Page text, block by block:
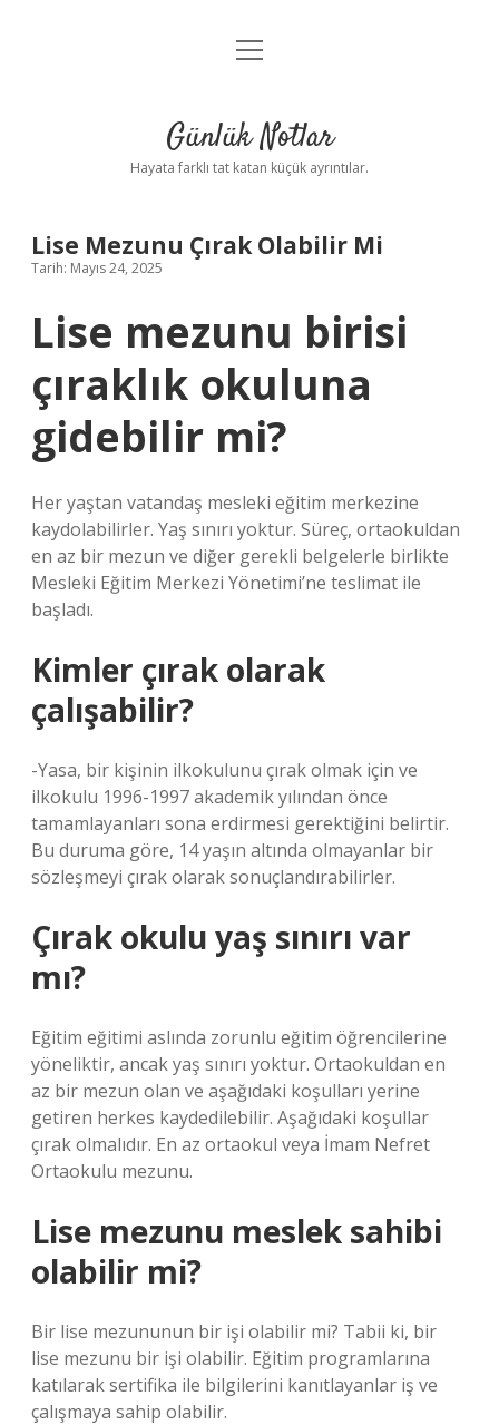
Anasayfa
Yasal Uyarı
menüyü
Günlük Notlar
Hayata farklı tat katan küçük ayrıntılar.
Lise Mezunu Çırak Olabilir Mi
Tarih: Mayıs 24, 2025
Lise mezunu birisi
çıraklık okuluna
gidebilir mi?
Her yaştan vatandaş mesleki eğitim merkezine
kaydolabilirler. Yaş sınırı yoktur. Süreç, ortaokuldan
en az bir mezun ve diğer gerekli belgelerle birlikte
Mesleki Eğitim Merkezi Yönetimi’ne teslimat ile
başladı.
Kimler çırak olarak
çalışabilir?
-Yasa, bir kişinin ilkokulunu çırak olmak için ve
ilkokulu 1996-1997 akademik yılından önce
tamamlayanları sona erdirmesi gerektiğini belirtir.
Bu duruma göre, 14 yaşın altında olmayanlar bir
sözleşmeyi çırak olarak sonuçlandırabilirler.
Çırak okulu yaş sınırı var
mı?
Eğitim eğitimi aslında zorunlu eğitim öğrencilerine
yöneliktir, ancak yaş sınırı yoktur. Ortaokuldan en
az bir mezun olan ve aşağıdaki koşulları yerine
getiren herkes kaydedilebilir. Aşağıdaki koşullar
çırak olmalıdır. En az ortaokul veya İmam Nefret
Ortaokulu mezunu.
Lise mezunu meslek sahibi
olabilir mi?
Bir lise mezununun bir işi olabilir mi? Tabii ki, bir
lise mezunu bir işi olabilir. Eğitim programlarına
katılarak sertifika ile bilgilerini kanıtlayanlar iş ve
çalışmaya sahip olabilir.